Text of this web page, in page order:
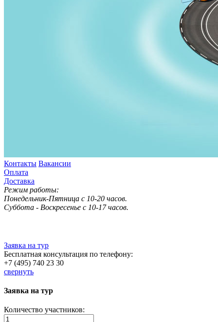
Контакты Вакансии
Оплата
Доставка
Режим работы:
Понедельник-Пятница с 10-20 часов.
Суббота - Воскресенье с 10-17 часов.
Заявка на тур
Бесплатная консультация по телефону:
+7 (495) 740 23 30
свернуть
Заявка на тур
Количество участников: